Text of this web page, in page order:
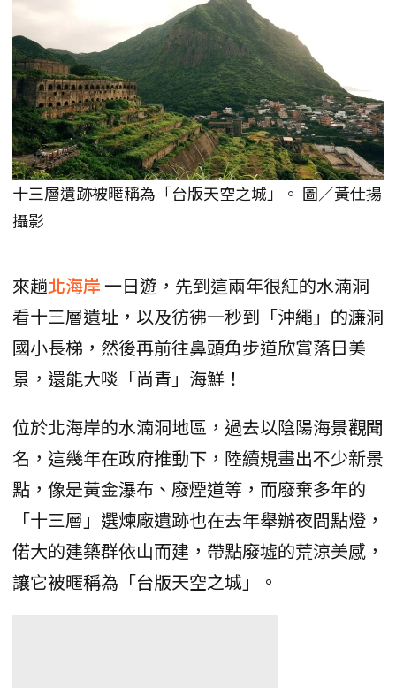
十三層遺跡被暱稱為「台版天空之城」。 圖／黃仕揚
攝影
來趟北海岸一日遊，先到這兩年很紅的水湳洞
看十三層遺址，以及彷彿一秒到「沖繩」的濂洞
國小長梯，然後再前往鼻頭角步道欣賞落日美
景，還能大啖「尚青」海鮮！
位於北海岸的水湳洞地區，過去以陰陽海景觀聞
名，這幾年在政府推動下，陸續規畫出不少新景
點，像是黃金瀑布、廢煙道等，而廢棄多年的
「十三層」選煉廠遺跡也在去年舉辦夜間點燈，
偌大的建築群依山而建，帶點廢墟的荒涼美感，
讓它被暱稱為「台版天空之城」。